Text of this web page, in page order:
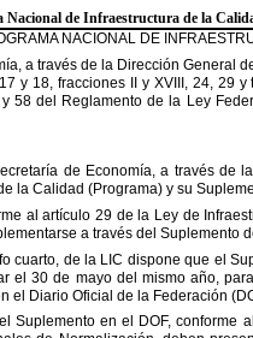
Nacional de Infraestructura de la
NACIONAL DE
a través de la Dirección General
17 y 18, fracciones II y XVIII, 24, 29 y
y 58 del Reglamento de la Ley
de Economía, a través de la
la Calidad (Programa) y su
al artículo 29 de la Ley de
a través del Suplemento
cuarto, de la LIC dispone que el
el 30 de mayo del mismo año, para
el Diario Oficial de la Federación
el Suplemento en el DOF, conforme al